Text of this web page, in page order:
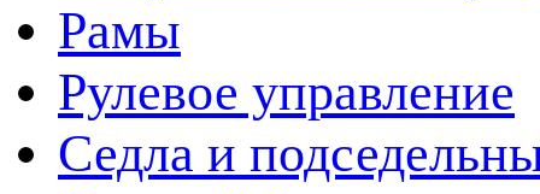
Рамы
Рулевое управление
Седла и